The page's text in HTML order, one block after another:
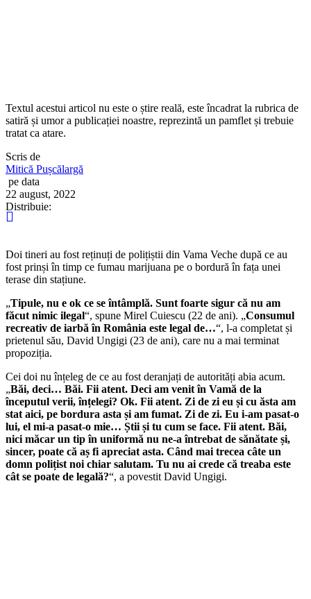
Textul acestui articol nu este o știre reală, este încadrat la rubrica de
satiră și umor a publicației noastre, reprezintă un pamflet și trebuie
tratat ca atare.
Scris de
Mitică Pușcălargă
pe data
22 august, 2022
Distribuie:
Doi tineri au fost reținuți de polițiștii din Vama Veche după ce au
fost prinși în timp ce fumau marijuana pe o bordură în fața unei
terase din stațiune.
„Tipule, nu e ok ce se întâmplă. Sunt foarte sigur că nu am
făcut nimic ilegal“, spune Mirel Cuiescu (22 de ani). „Consumul
recreativ de iarbă în România este legal de…“, l-a completat și
prietenul său, David Ungigi (23 de ani), care nu a mai terminat
propoziția.
Cei doi nu înțeleg de ce au fost deranjați de autorități abia acum.
„Băi, deci… Băi. Fii atent. Deci am venit în Vamă de la
începutul verii, înțelegi? Ok. Fii atent. Zi de zi eu și cu ăsta am
stat aici, pe bordura asta și am fumat. Zi de zi. Eu i-am pasat-o
lui, el mi-a pasat-o mie… Știi și tu cum se face. Fii atent. Băi,
nici măcar un tip în uniformă nu ne-a întrebat de sănătate și,
sincer, poate că aș fi apreciat asta. Când mai trecea câte un
domn polițist noi chiar salutam. Tu nu ai crede că treaba este
cât se poate de legală?“, a povestit David Ungigi.